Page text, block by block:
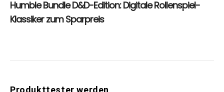
Produkttester werden